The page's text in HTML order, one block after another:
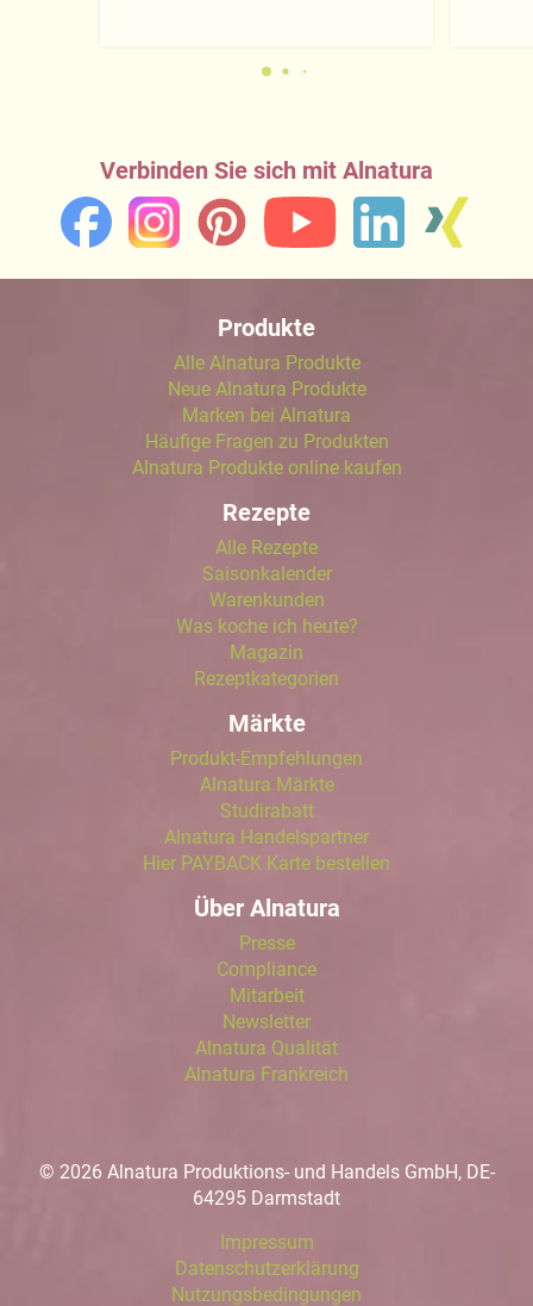
Verbinden Sie sich mit Alnatura
Produkte
Alle Alnatura Produkte
Neue Alnatura Produkte
Marken bei Alnatura
Häufige Fragen zu Produkten
Alnatura Produkte online kaufen
Rezepte
Alle Rezepte
Saisonkalender
Warenkunden
Was koche ich heute?
Magazin
Rezeptkategorien
Märkte
Produkt-Empfehlungen
Alnatura Märkte
Studirabatt
Alnatura Handelspartner
Hier PAYBACK Karte bestellen
Über Alnatura
Presse
Compliance
Mitarbeit
Newsletter
Alnatura Qualität
Alnatura Frankreich
© 2026 Alnatura Produktions- und Handels GmbH, DE-
64295 Darmstadt
Impressum
Datenschutzerklärung
Nutzungsbedingungen